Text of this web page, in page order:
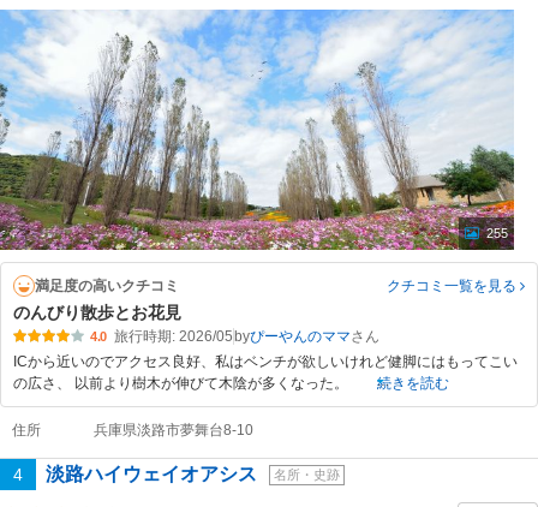
255
満足度の高いクチコミ クチコミ一覧を見る
のんびり散歩とお花見
4.0 旅行時期: 2026/05 byぴーやんのママ
ICから近いのでアクセス良好、私はベンチが欲しいけれど健脚にはもってこい
の広さ、 以前より樹木が伸びて木陰が多くなった。
続きを読む
住所 兵庫県淡路市夢舞台8-10
4 淡路ハイウェイオアシス 名所・史跡